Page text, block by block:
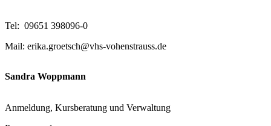
Tel: 09651 398096-0
Mail: erika.groetsch@vhs-vohenstrauss.de
Sandra Woppmann
Anmeldung, Kursberatung und Verwaltung